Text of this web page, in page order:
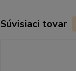
Súvisiaci tovar